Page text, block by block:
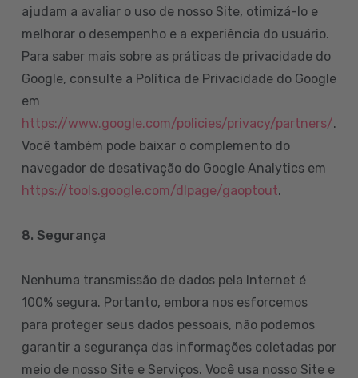
ajudam a avaliar o uso de nosso Site, otimizá-lo e
melhorar o desempenho e a experiência do usuário.
Para saber mais sobre as práticas de privacidade do
Google, consulte a Política de Privacidade do Google
em
https://www.google.com/policies/privacy/partners/.
Você também pode baixar o complemento do
navegador de desativação do Google Analytics em
https://tools.google.com/dlpage/gaoptout.
8. Segurança
Nenhuma transmissão de dados pela Internet é
100% segura. Portanto, embora nos esforcemos
para proteger seus dados pessoais, não podemos
garantir a segurança das informações coletadas por
meio de nosso Site e Serviços. Você usa nosso Site e